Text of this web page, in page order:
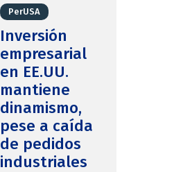
PerUSA
Inversión
empresarial
en EE.UU.
mantiene
dinamismo,
pese a caída
de pedidos
industriales